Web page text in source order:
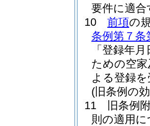
要件に適
10
前項の
条例第７条
「登録年
ための空
よる登録
(旧条例の
11
旧条例
則の適用